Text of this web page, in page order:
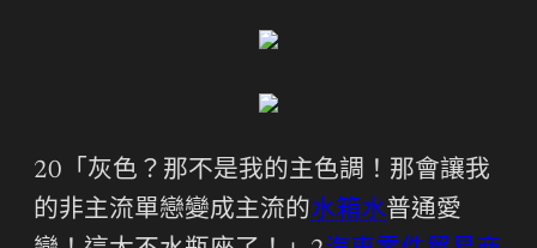
20「灰色？那不是我的主色調！那會讓我
的非主流單戀變成主流的水箱水普通愛